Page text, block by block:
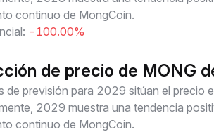
continuo de MongCoin.
-100.00%
de precio de MONG
de previsión para 2029 sitúan el precio
2029 muestra una tendencia
continuo de MongCoin.